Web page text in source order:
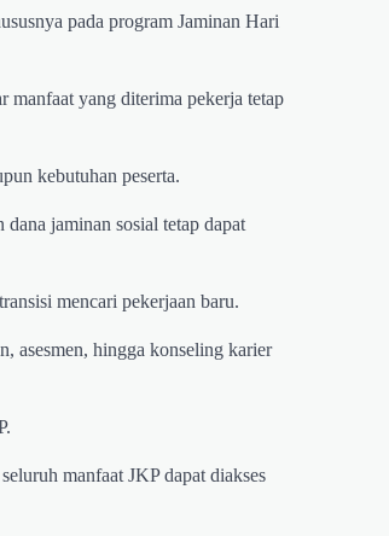
pada program Jaminan Hari
manfaat yang diterima pekerja tetap
kebutuhan peserta.
jaminan sosial tetap dapat
mencari pekerjaan baru.
asesmen, hingga konseling karier
manfaat JKP dapat diakses